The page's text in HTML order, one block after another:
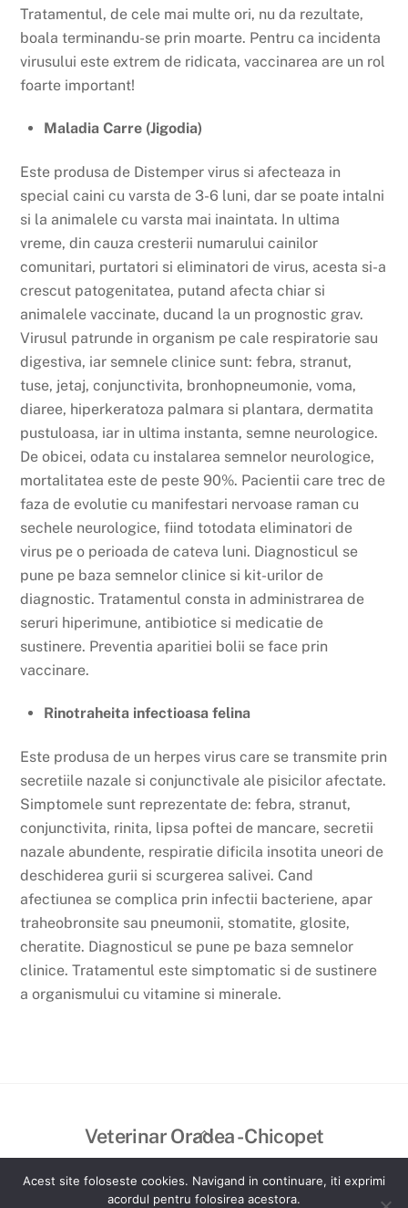
Tratamentul, de cele mai multe ori, nu da rezultate,
boala terminandu-se prin moarte. Pentru ca incidenta
virusului este extrem de ridicata, vaccinarea are un rol
foarte important!
Maladia Carre (Jigodia)
Este produsa de Distemper virus si afecteaza in
special caini cu varsta de 3-6 luni, dar se poate intalni
si la animalele cu varsta mai inaintata. In ultima
vreme, din cauza cresterii numarului cainilor
comunitari, purtatori si eliminatori de virus, acesta si-a
crescut patogenitatea, putand afecta chiar si
animalele vaccinate, ducand la un prognostic grav.
Virusul patrunde in organism pe cale respiratorie sau
digestiva, iar semnele clinice sunt: febra, stranut,
tuse, jetaj, conjunctivita, bronhopneumonie, voma,
diaree, hiperkeratoza palmara si plantara, dermatita
pustuloasa, iar in ultima instanta, semne neurologice.
De obicei, odata cu instalarea semnelor neurologice,
mortalitatea este de peste 90%. Pacientii care trec de
faza de evolutie cu manifestari nervoase raman cu
sechele neurologice, fiind totodata eliminatori de
virus pe o perioada de cateva luni. Diagnosticul se
pune pe baza semnelor clinice si kit-urilor de
diagnostic. Tratamentul consta in administrarea de
seruri hiperimune, antibiotice si medicatie de
sustinere. Preventia aparitiei bolii se face prin
vaccinare.
Rinotraheita infectioasa felina
Este produsa de un herpes virus care se transmite prin
secretiile nazale si conjunctivale ale pisicilor afectate.
Simptomele sunt reprezentate de: febra, stranut,
conjunctivita, rinita, lipsa poftei de mancare, secretii
nazale abundente, respiratie dificila insotita uneori de
deschiderea gurii si scurgerea salivei. Cand
afectiunea se complica prin infectii bacteriene, apar
traheobronsite sau pneumonii, stomatite, glosite,
cheratite. Diagnosticul se pune pe baza semnelor
clinice. Tratamentul este simptomatic si de sustinere
a organismului cu vitamine si minerale.
Back
To
Top
Veterinar Oradea - Chicopet
Created by VisualBrand
Acest site foloseste cookies. Navigand in continuare, iti exprimi
acordul pentru folosirea acestora.